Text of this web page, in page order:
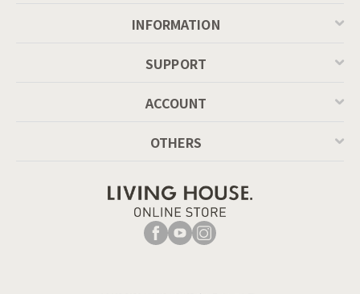
INFORMATION
SUPPORT
ACCOUNT
OTHERS